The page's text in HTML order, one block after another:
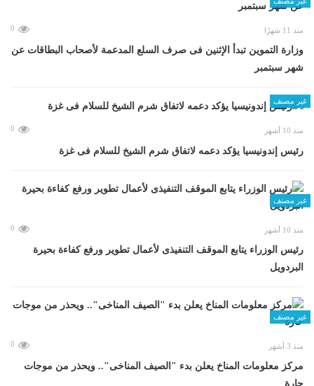
منذ 11 شهرًا 0
وزارة التموين تبدأ الإثنين فى صرف السلع المدعمة لأصحاب البطاقات عن
شهر سبتمبر
غير مصنف
منذ 10 أشهر 0
رئيس إندونيسيا يؤكد دعمه لاتفاق شرم الشيخ للسلام فى غزة
غير مصنف
منذ 10 أشهر 0
رئيس الوزراء يتابع الموقف التنفيذى لأعمال تطوير ورفع كفاءة بحيرة
البردويل
غير مصنف
منذ 3 أشهر 0
مركز معلومات المناخ يعلن بدء "الصيف المناخى".. ويحذر من موجات
حارة